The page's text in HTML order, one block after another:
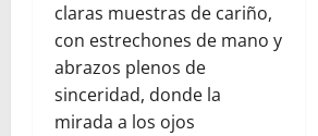
claras muestras de cariño,
con estrechones de mano y
abrazos plenos de
sinceridad, donde la
mirada a los ojos